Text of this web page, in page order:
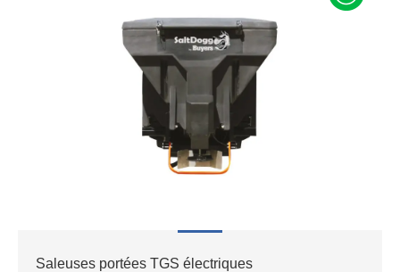
Saleuses portées TGS électriques